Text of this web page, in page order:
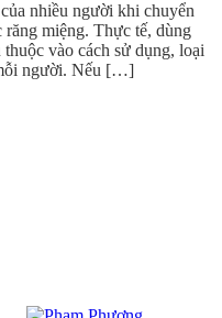
nhiều người khi chuyển
răng miệng. Thực tế, dùng
vào cách sử dụng, loại
người. Nếu […]